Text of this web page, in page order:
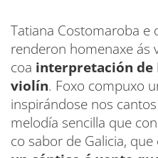
Tatiana Costomaroba e
renderon homenaxe ás
coa interpretación de
violín. Foxo compuxo
inspirándose nos
melodía sencilla que
co sabor de Galicia,